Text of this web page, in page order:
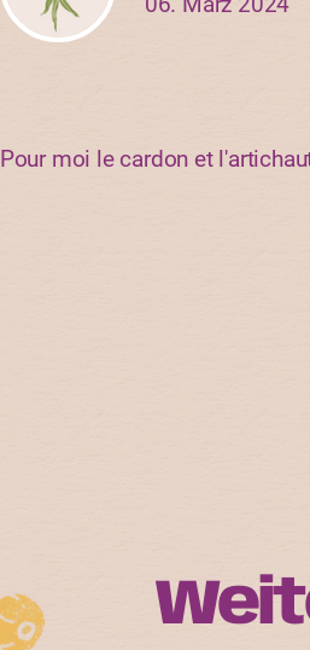
Pour moi le cardon et